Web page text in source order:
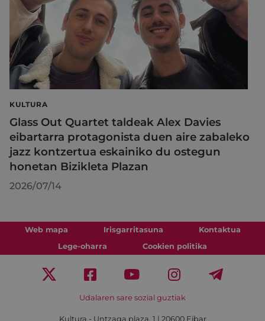
KULTURA
Glass Out Quartet taldeak Alex Davies
eibartarra protagonista duen aire zabaleko
jazz kontzertua eskainiko du ostegun
honetan Bizikleta Plazan
2026/07/14
Web mapa Irisgarritasuna
Kontaktua
Lege-oharra
Cookien politika
Udalaren sare sozial guztiak
Kultura - Untzaga plaza, 1 | 20600 Eibar